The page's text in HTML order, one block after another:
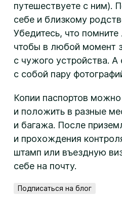
путешествуете с ним).
себе и близкому
Убедитесь, что помните
чтобы в любой момент
с чужого устройства.
с собой пару
Копии паспортов можно
и положить в разные
и багажа. После
и прохождения
штамп или въездную
себе на почту.
Подписаться на блог